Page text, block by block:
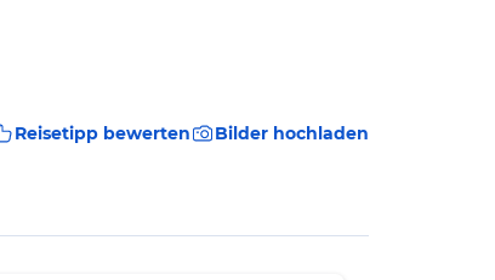
Reisetipp bewerten Bilder hochladen